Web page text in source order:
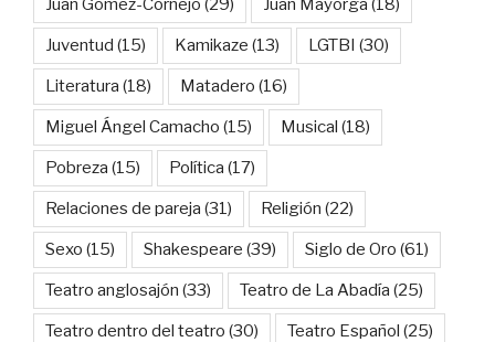
Juan Gómez-Cornejo (29) Juan Mayorga (18)
Juventud (15) Kamikaze (13) LGTBI (30)
Literatura (18) Matadero (16)
Miguel Ángel Camacho (15) Musical (18)
Pobreza (15) Política (17)
Relaciones de pareja (31) Religión (22)
Sexo (15) Shakespeare (39) Siglo de Oro (61)
Teatro anglosajón (33) Teatro de La Abadía (25)
Teatro dentro del teatro (30) Teatro Español (25)